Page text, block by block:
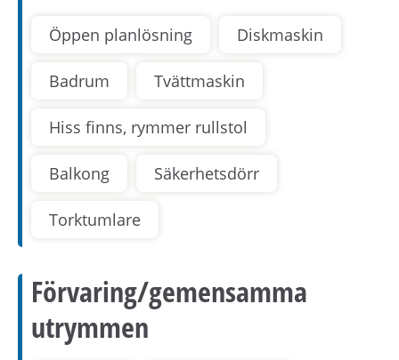
Öppen planlösning Diskmaskin
Badrum Tvättmaskin
Hiss finns, rymmer rullstol
Balkong Säkerhetsdörr
Torktumlare
Förvaring/gemensamma
utrymmen